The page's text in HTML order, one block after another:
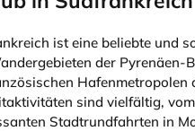
ist eine beliebte und
der Pyrenäen-
Hafenmetropolen
sind vielfältig,
Stadtrundfahrten in